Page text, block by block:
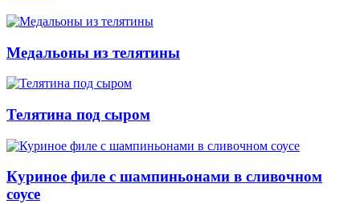
Медальоны из телятины
Телятина под сыром
Куриное филе с шампиньонами в сливочном
соусе